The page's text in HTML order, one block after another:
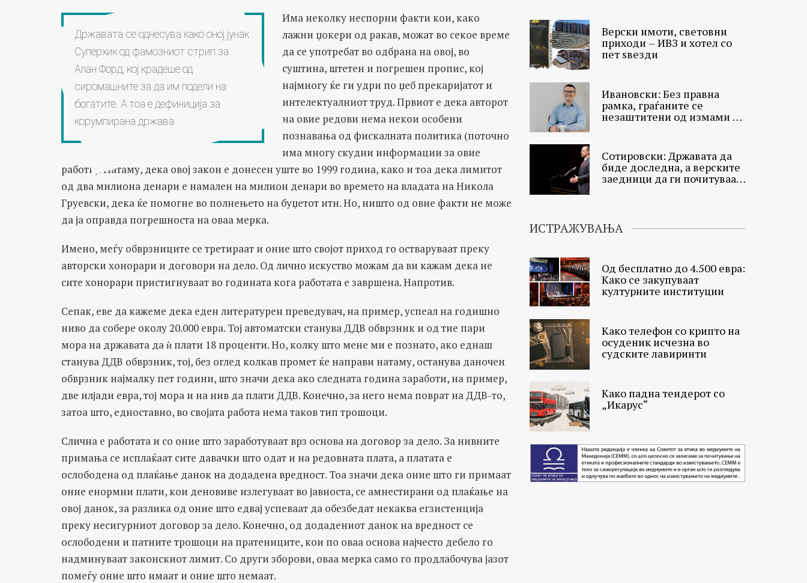
Државата се однесува како оној јунак
Суперхик од фамозниот стрип за
Алан Форд, кој крадеше од
сиромашните за да им подели на
богатите. А тоа е дефиниција за
корумпирана држава
Има неколку неспорни факти кои, како
лажни џокери од ракав, можат во секое време
да се употребат во одбрана на овој, во
суштина, штетен и погрешен пропис, кој
најмногу ќе ги удри по џеб прекаријатот и
интелектуалниот труд. Првиот е дека авторот
на овие редови нема некои особени
познавања од фискалната политика (поточно
има многу скудни информации за овие
работи). Натаму, дека овој закон е донесен уште во 1999 година, како и тоа дека лимитот
од два милиона денари е намален на милион денари во времето на владата на Никола
Груевски, дека ќе помогне во полнењето на буџетот итн. Но, ништо од овие факти не може
да ја оправда погрешноста на оваа мерка.
Имено, меѓу обврзниците се третираат и оние што својот приход го остваруваат преку
авторски хонорари и договори на дело. Од лично искуство можам да ви кажам дека не
сите хонорари пристигнуваат во годината кога работата е завршена. Напротив.
Сепак, еве да кажеме дека еден литературен преведувач, на пример, успеал на годишно
ниво да собере околу 20.000 евра. Тој автоматски станува ДДВ обврзник и од тие пари
мора на државата да ѝ плати 18 проценти. Но, колку што мене ми е познато, ако еднаш
станува ДДВ обврзник, тој, без оглед колкав промет ќе направи натаму, останува даночен
обврзник најмалку пет години, што значи дека ако следната година заработи, на пример,
две илјади евра, тој мора и на нив да плати ДДВ. Конечно, за него нема поврат на ДДВ-то,
затоа што, едноставно, во својата работа нема таков тип трошоци.
Слична е работата и со оние што заработуваат врз основа на договор за дело. За нивните
примања се исплаќаат сите давачки што одат и на редовната плата, а платата е
ослободена од плаќање данок на додадена вредност. Тоа значи дека оние што ги примаат
оние енормни плати, кои деновиве излегуваат во јавноста, се амнестирани од плаќање на
овој данок, за разлика од оние што едвај успеваат да обезбедат некаква егзистенција
преку несигурниот договор за дело. Конечно, од додадениот данок на вредност се
ослободени и патните трошоци на пратениците, кои по оваа основа најчесто дебело го
надминуваат законскиот лимит. Со други зборови, оваа мерка само го продлабочува јазот
помеѓу оние што имаат и оние што немаат.
Верски имоти, световни
приходи – ИВЗ и хотел со
пет ѕвезди
Ивановски: Без правна
рамка, граѓаните се
незаштитени од измами со
Сотировски: Државата да
биде доследна, а верските
заедници да ги почитуваат
ИСТРАЖУВАЊА
Од бесплатно до 4.500 евра:
Како се закупуваат
културните институции
Како телефон со крипто на
осуденик исчезна во
судските лавиринти
Како падна тендерот со
„Икарус“